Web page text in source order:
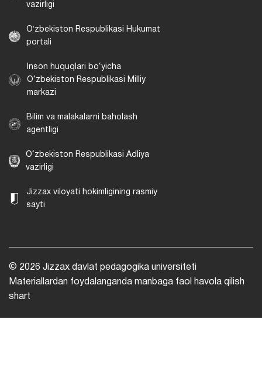
vazirligi
Oʻzbekiston Respublikasi Hukumat
portali
Inson huquqlari bo‘yicha
O‘zbekiston Respublikasi Milliy
markazi
Bilim va malakalarni baholash
agentligi
O‘zbekiston Respublikasi Adliya
vazirligi
Jizzax viloyati hokimligining rasmiy
sayti
© 2026 Jizzax davlat pedagogika universiteti
Materiallardan foydalanganda manbaga faol havola qilish
shart